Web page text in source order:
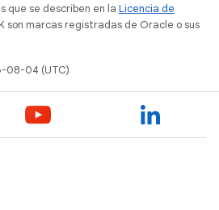
que se describen en la Licencia de
son marcas registradas de Oracle o sus
08-04 (UTC)